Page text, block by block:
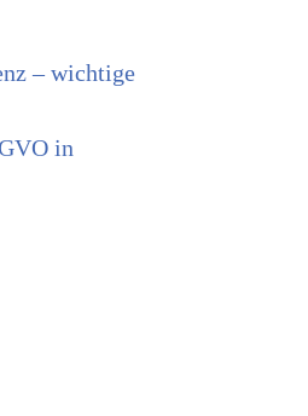
– wichtige
in